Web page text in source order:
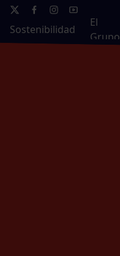
Sostenibilidad
El
Grupo